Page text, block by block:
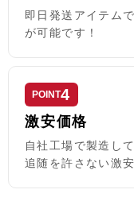
即日発送アイテム
が可能です！
POINT4
激安価格
自社工場で製造し
追随を許さない激